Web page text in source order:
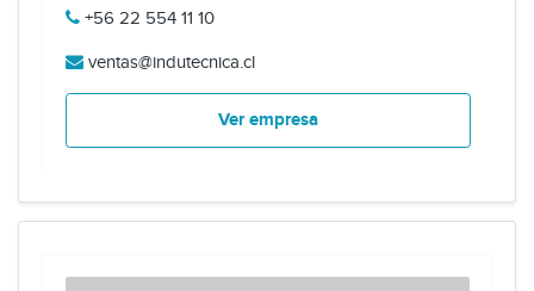
+56 22 554 11 10
ventas@indutecnica.cl
Ver empresa